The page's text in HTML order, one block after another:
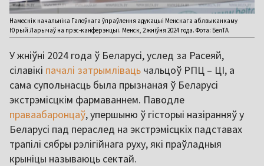
Намеснік начальніка Галоўнага ўпраўлення адукацыі Менскага аблвыканкаму
Юрый Ларычаў на прэс-канферэнцыі. Менск, 2 жніўня 2024 года. Фота: БелТА
У жніўні 2024 года ў Беларусі, услед за Расеяй,
сілавікі пачалі затрымліваць чальцоў РПЦ – ЦІ, а
сама супольнасць была прызнаная ў Беларусі
экстрэмісцкім фармаваннем. Паводле
праваабаронцаў, упершыню ў гісторыі назіранняў у
Беларусі пад пераслед на экстрэмісцкіх падставах
трапілі сябры рэлігійнага руху, які праўладныя
крыніцы называюць сектай.